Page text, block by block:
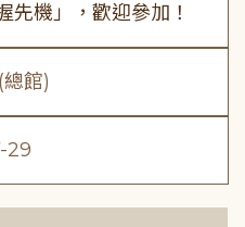
先機」，歡迎參加！
館)
29